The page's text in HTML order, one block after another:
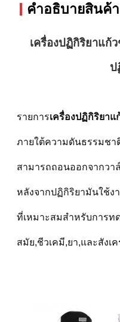
คําอธิบายสินค้า
เครื่องปฏิกิริยาแก้
ป
รายการเครื่องปฏิกิริยาแ
ภายใต้ความดันธรรมช
สามารถถอนออกจากวา
หลังจากปฏิกิริยามันใช้ง
ที่เหมาะสมสําหรั
สมัย,ชีวเคมี,ยา,และสังเ